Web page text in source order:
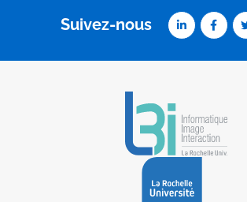
Suivez-nous